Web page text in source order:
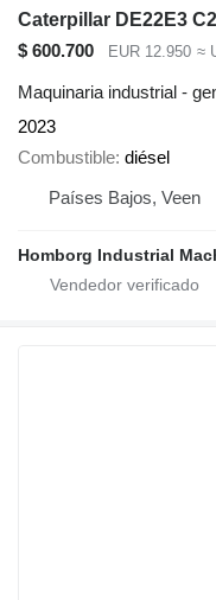
$ 600.700 EUR 12.950 ≈
Maquinaria industrial -
2023
Combustible diésel
Países Bajos, Veen
Homborg Industrial